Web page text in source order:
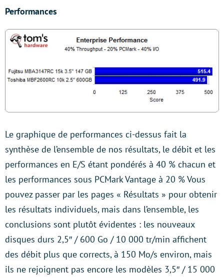
Performances
Le graphique de performances ci-dessus fait la
synthèse de l’ensemble de nos résultats, le débit et les
performances en E/S étant pondérés à 40 % chacun et
les performances sous PCMark Vantage à 20 % Vous
pouvez passer par les pages « Résultats » pour obtenir
les résultats individuels, mais dans l’ensemble, les
conclusions sont plutôt évidentes : les nouveaux
disques durs 2,5″ / 600 Go / 10 000 tr/min affichent
des débit plus que corrects, à 150 Mo/s environ, mais
ils ne rejoignent pas encore les modèles 3,5″ / 15 000